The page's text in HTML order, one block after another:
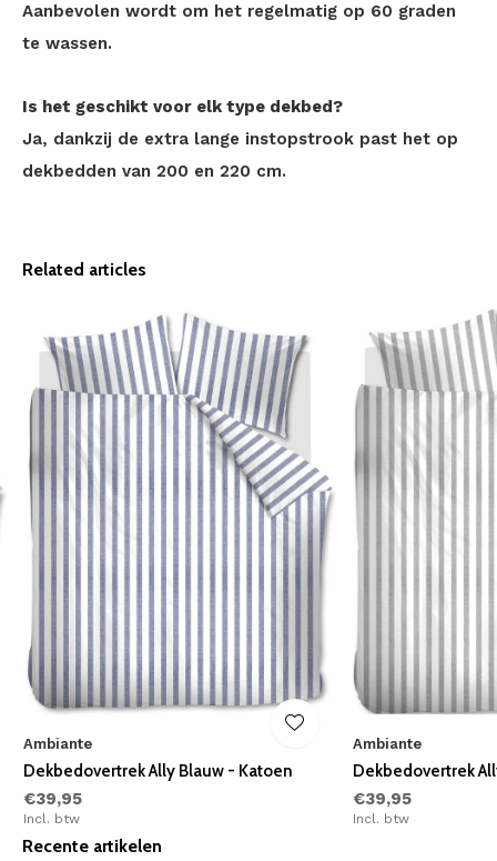
Aanbevolen wordt om het regelmatig op 60 graden
te wassen.
Is het geschikt voor elk type dekbed?
Ja, dankzij de extra lange instopstrook past het op
dekbedden van 200 en 220 cm.
Related articles
Ambiante
Dekbedovertrek Ally Blauw - Katoen
€39,95
Incl. btw
Ambiante
Dekbedovertrek
€39,95
Incl. btw
Recente artikelen